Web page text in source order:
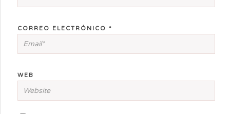
CORREO ELECTRÓNICO *
WEB